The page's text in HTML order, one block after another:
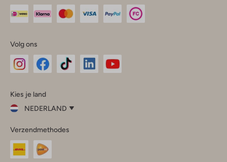
Volg ons
InstagramFacebook
Kies je land
NEDERLAND
je
land
Nederland
Verzendmethodes